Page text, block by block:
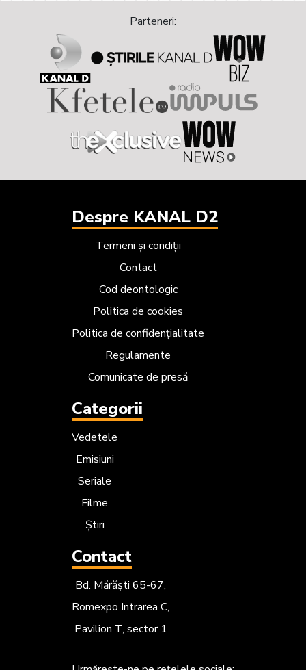
Parteneri:
Despre KANAL D2
Termeni și condiții
Contact
Cod deontologic
Politica de cookies
Politica de confidențialitate
Regulamente
Comunicate de presă
Categorii
Vedetele
Emisiuni
Seriale
Filme
Știri
Contact
Bd. Mărăști 65-67,
Romexpo Intrarea C,
Pavilion T, sector 1